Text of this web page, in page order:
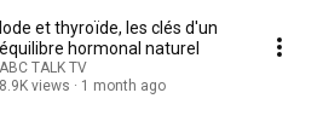
Car devenir acteur de sa
informé : là est la véritable prévention
Iode et thyroïde, les clés d'un
équilibre hormonal naturel
ABC TALK TV
8.9K views
1 month ago